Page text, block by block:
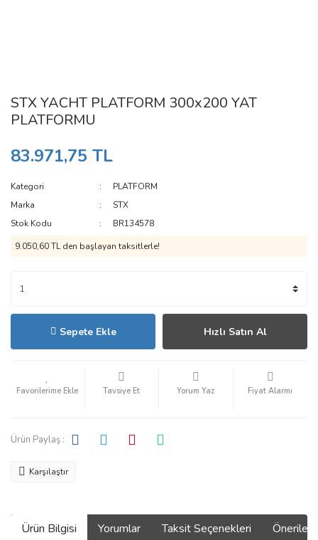
STX YACHT PLATFORM 300x200 YAT
PLATFORMU
83.971,75 TL
Kategori
PLATFORM
Marka
STX
Stok Kodu
BR134578
9.050,60 TL den başlayan taksitlerle!
Sepete Ekle Hızlı Satın Al
Tavsiye Et Yorum Yaz Fiyat Alarmı
Ürün Paylaş :
Karşılaştır
Ürün Bilgisi Yorumlar Taksit Seçenekleri